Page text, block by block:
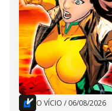
O VÍCIO / 06/08/2026